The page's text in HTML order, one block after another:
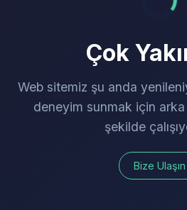
Çok
Web sitemiz şu anda
deneyim sunmak için
şekilde
Bize Ulaşın